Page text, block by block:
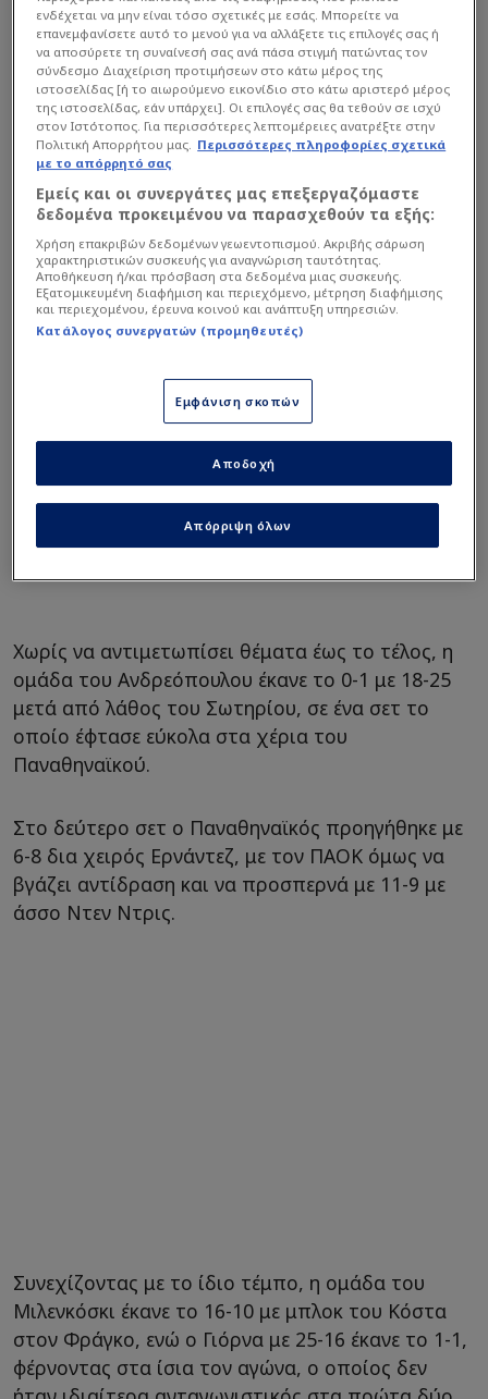
Το φιλμ του αγώνα:
Στο πρώτο σετ ο Παναθηναϊκός μπήκε καλύτερα
και με τα αλλεπάλληλα λάθη του ΠΑΟΚ
προηγήθηκε με 6-11, επιβάλλοντας το παιχνίδι
του από νωρίς. Ο Δικέφαλος με δικό του σερί
έπιασε τους πράσινους στους 12, αλλά οι
φιλοξενούμενοι με επιθετικό ντεμαράζ απέκτησαν
απόσταση ασφαλείας (13-18).
Χωρίς να αντιμετωπίσει θέματα έως το τέλος, η
ομάδα του Ανδρεόπουλου έκανε το 0-1 με 18-25
μετά από λάθος του Σωτηρίου, σε ένα σετ το
οποίο έφτασε εύκολα στα χέρια του
Παναθηναϊκού.
Στο δεύτερο σετ ο Παναθηναϊκός προηγήθηκε με
6-8 δια χειρός Ερνάντεζ, με τον ΠΑΟΚ όμως να
βγάζει αντίδραση και να προσπερνά με 11-9 με
άσσο Ντεν Ντρις.
Συνεχίζοντας με το ίδιο τέμπο, η ομάδα του
Μιλενκόσκι έκανε το 16-10 με μπλοκ του Κόστα
στον Φράγκο, ενώ ο Γιόρνα με 25-16 έκανε το 1-1,
φέρνοντας στα ίσια τον αγώνα, ο οποίος δεν
ενδέχεται να μην είναι τόσο σχετικές με εσάς. Μπορείτε να
επανεμφανίσετε αυτό το μενού για να αλλάξετε τις επιλογές σας ή
να αποσύρετε τη συναίνεσή σας ανά πάσα στιγμή πατώντας τον
σύνδεσμο Διαχείριση προτιμήσεων στο κάτω μέρος της
ιστοσελίδας [ή το αιωρούμενο εικονίδιο στο κάτω αριστερό μέρος
της ιστοσελίδας, εάν υπάρχει]. Οι επιλογές σας θα τεθούν σε ισχύ
στον Ιστότοπος. Για περισσότερες λεπτομέρειες ανατρέξτε στην
Πολιτική Απορρήτου μας. Περισσότερες πληροφορίες σχετικά
με το απόρρητό σας
Εμείς και οι συνεργάτες μας επεξεργαζόμαστε
δεδομένα προκειμένου να παρασχεθούν τα εξής:
Χρήση επακριβών δεδομένων γεωεντοπισμού. Ακριβής σάρωση
χαρακτηριστικών συσκευής για αναγνώριση ταυτότητας.
Αποθήκευση ή/και πρόσβαση στα δεδομένα μιας συσκευής.
Εξατομικευμένη διαφήμιση και περιεχόμενο, μέτρηση διαφήμισης
και περιεχομένου, έρευνα κοινού και ανάπτυξη υπηρεσιών.
Κατάλογος συνεργατών (προμηθευτές)
Εμφάνιση σκοπών
Απόρριψη όλων
Αποδοχή